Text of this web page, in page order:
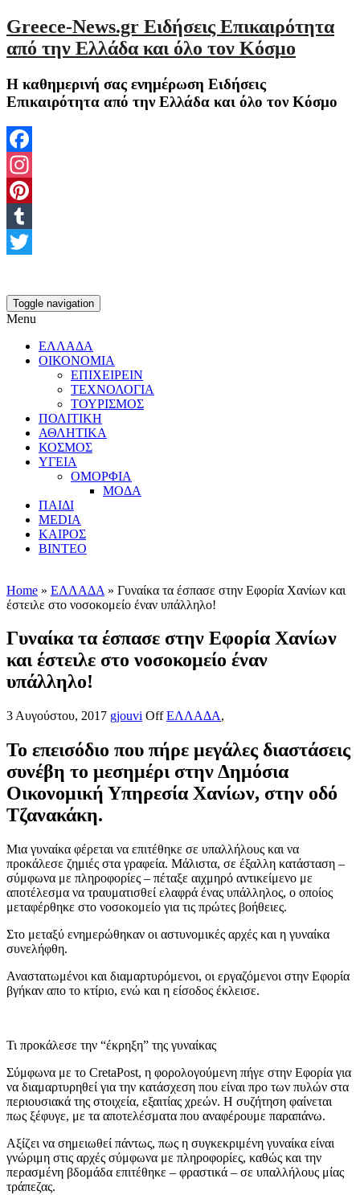
Greece-News.gr Ειδήσεις Επικαιρότητα
από την Ελλάδα και όλο τον Κόσμο
Η καθημερινή σας ενημέρωση Ειδήσεις
Επικαιρότητα από την Ελλάδα και όλο τον Κόσμο
Facebook
Instagram
Pinterest
Tumblr
Toggle navigation
Menu
ΕΛΛΑΔΑ
ΟΙΚΟΝΟΜΙΑ
ΕΠΙΧΕΙΡΕΙΝ
ΤΕΧΝΟΛΟΓΙΑ
ΤΟΥΡΙΣΜΟΣ
ΠΟΛΙΤΙΚΗ
ΑΘΛΗΤΙΚΑ
ΚΟΣΜΟΣ
ΥΓΕΙΑ
ΟΜΟΡΦΙΑ
ΜΟΔΑ
ΠΑΙΔΙ
MEDIA
ΚΑΙΡΟΣ
ΒΙΝΤΕΟ
Home » ΕΛΛΑΔΑ » Γυναίκα τα έσπασε στην Εφορία Χανίων και
έστειλε στο νοσοκομείο έναν υπάλληλο!
Γυναίκα τα έσπασε στην Εφορία Χανίων
και έστειλε στο νοσοκομείο έναν
υπάλληλο!
3 Αυγούστου, 2017 gjouvi Off ΕΛΛΑΔΑ,
To επεισόδιο που πήρε μεγάλες διαστάσεις
συνέβη το μεσημέρι στην Δημόσια
Οικονομική Υπηρεσία Χανίων, στην οδό
Τζανακάκη.
Μια γυναίκα φέρεται να επιτέθηκε σε υπαλλήλους και να
προκάλεσε ζημιές στα γραφεία. Μάλιστα, σε έξαλλη κατάσταση –
σύμφωνα με πληροφορίες – πέταξε αιχμηρό αντικείμενο με
αποτέλεσμα να τραυματισθεί ελαφρά ένας υπάλληλος, ο οποίος
μεταφέρθηκε στο νοσοκομείο για τις πρώτες βοήθειες.
Στο μεταξύ ενημερώθηκαν οι αστυνομικές αρχές και η γυναίκα
συνελήφθη.
Αναστατωμένοι και διαμαρτυρόμενοι, οι εργαζόμενοι στην Εφορία
βγήκαν απο το κτίριο, ενώ και η είσοδος έκλεισε.
Τι προκάλεσε την “έκρηξη” της γυναίκας
Σύμφωνα με το CretaPost, η φορολογούμενη πήγε στην Εφορία για
να διαμαρτυρηθεί για την κατάσχεση που είναι προ των πυλών στα
περιουσιακά της στοιχεία, εξαιτίας χρεών. Η συζήτηση φαίνεται
πως ξέφυγε, με τα αποτελέσματα που αναφέρουμε παραπάνω.
Αξίζει να σημειωθεί πάντως, πως η συγκεκριμένη γυναίκα είναι
γνώριμη στις αρχές σύμφωνα με πληροφορίες, καθώς και την
περασμένη βδομάδα επιτέθηκε – φραστικά – σε υπαλλήλους μίας
τράπεζας.